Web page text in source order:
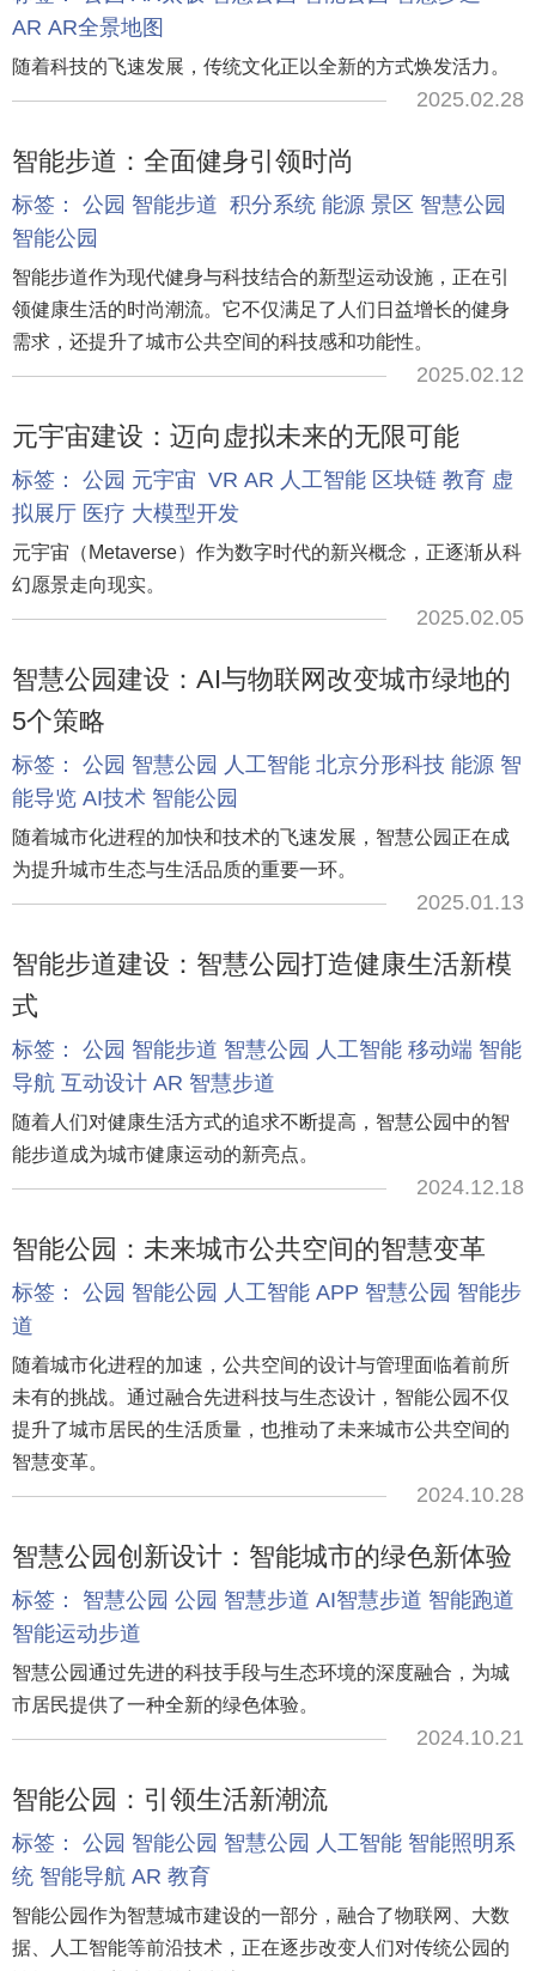
AR AR全景地图
随着科技的飞速发展，传统文化正以全新的方式焕发活力。
2025.02.28
智能步道：全面健身引领时尚
标签： 公园 智能步道 积分系统 能源 景区 智慧公园
智能公园
智能步道作为现代健身与科技结合的新型运动设施，正在引
领健康生活的时尚潮流。它不仅满足了人们日益增长的健身
需求，还提升了城市公共空间的科技感和功能性。
2025.02.12
元宇宙建设：迈向虚拟未来的无限可能
标签： 公园 元宇宙 VR AR 人工智能 区块链 教育 虚
拟展厅 医疗 大模型开发
元宇宙（Metaverse）作为数字时代的新兴概念，正逐渐从科
幻愿景走向现实。
2025.02.05
智慧公园建设：AI与物联网改变城市绿地的
5个策略
标签： 公园 智慧公园 人工智能 北京分形科技 能源 智
能导览 AI技术 智能公园
随着城市化进程的加快和技术的飞速发展，智慧公园正在成
为提升城市生态与生活品质的重要一环。
2025.01.13
智能步道建设：智慧公园打造健康生活新模
式
标签： 公园 智能步道 智慧公园 人工智能 移动端 智能
导航 互动设计 AR 智慧步道
随着人们对健康生活方式的追求不断提高，智慧公园中的智
能步道成为城市健康运动的新亮点。
2024.12.18
智能公园：未来城市公共空间的智慧变革
标签： 公园 智能公园 人工智能 APP 智慧公园 智能步
道
随着城市化进程的加速，公共空间的设计与管理面临着前所
未有的挑战。通过融合先进科技与生态设计，智能公园不仅
提升了城市居民的生活质量，也推动了未来城市公共空间的
智慧变革。
2024.10.28
智慧公园创新设计：智能城市的绿色新体验
标签： 智慧公园 公园 智慧步道 AI智慧步道 智能跑道
智能运动步道
智慧公园通过先进的科技手段与生态环境的深度融合，为城
市居民提供了一种全新的绿色体验。
2024.10.21
智能公园：引领生活新潮流
标签： 公园 智能公园 智慧公园 人工智能 智能照明系
统 智能导航 AR 教育
智能公园作为智慧城市建设的一部分，融合了物联网、大数
据、人工智能等前沿技术，正在逐步改变人们对传统公园的